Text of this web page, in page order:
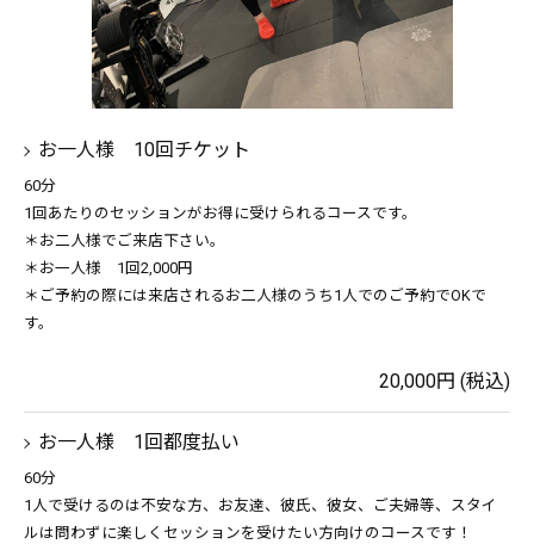
お一人様 10回チケット
60分
1回あたりのセッションがお得に受けられるコースです。
＊お二人様でご来店下さい。
＊お一人様 1回2,000円
＊ご予約の際には来店されるお二人様のうち1人でのご予約でOKで
す。
20,000円 (税込)
お一人様 1回都度払い
60分
1人で受けるのは不安な方、お友達、彼氏、彼女、ご夫婦等、スタイ
ルは問わずに楽しくセッションを受けたい方向けのコースです！